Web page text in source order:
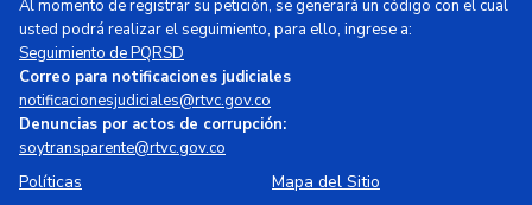
Al momento de registrar su petición, se generará un código con el cual
usted podrá realizar el seguimiento, para ello, ingrese a:
Seguimiento de PQRSD
Correo para notificaciones judiciales
notificacionesjudiciales@rtvc.gov.co
Denuncias por actos de corrupción:
soytransparente@rtvc.gov.co
Políticas Mapa del Sitio